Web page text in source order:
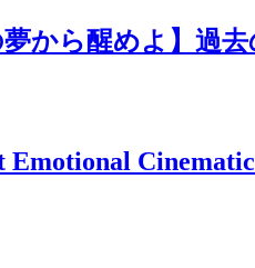
夢から醒めよ】過
Emotional